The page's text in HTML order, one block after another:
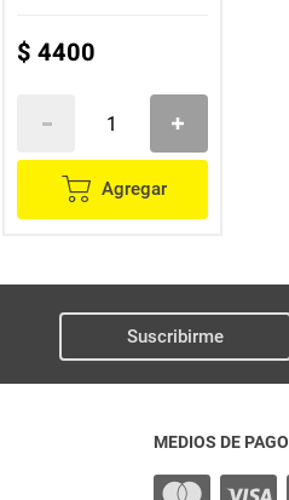
$ 4400
Agregar
Suscribirme
MEDIOS DE PAGO